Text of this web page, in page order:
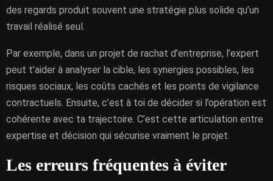
des regards produit souvent une stratégie plus solide qu’un
travail réalisé seul.
Par exemple, dans un projet de rachat d’entreprise, l’expert
peut t’aider à analyser la cible, les synergies possibles, les
risques sociaux, les coûts cachés et les points de vigilance
contractuels. Ensuite, c’est à toi de décider si l’opération est
cohérente avec ta trajectoire. C’est cette articulation entre
expertise et décision qui sécurise vraiment le projet.
Les erreurs fréquentes à éviter